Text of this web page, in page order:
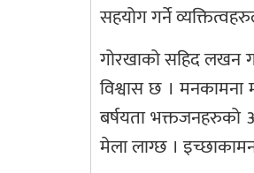
सहयोग गर्ने
गोरखाको सहिद लखन
विश्वास छ ।
बर्षयता भक्तजनहरुको
मेला लाग्छ ।